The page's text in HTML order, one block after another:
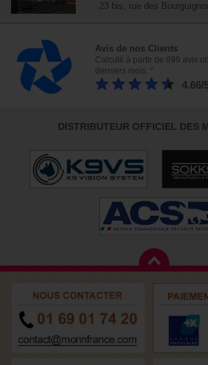
23 bis, rue des
Avis de nos Clients
Calculé à partir de 699 avis
derniers mois. *
4.66/
DISTRIBUTEUR OFFICIEL DES